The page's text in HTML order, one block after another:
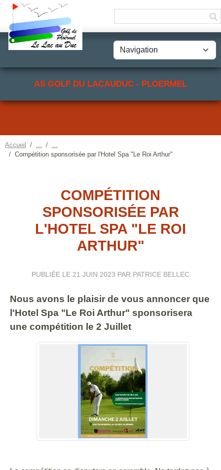
AS GOLF DU LACAUDUC - PLOERMEL
Accueil
Compétition sponsorisée par l'Hotel Spa "Le Roi Arthur"
COMPÉTITION
SPONSORISÉE PAR
L'HOTEL SPA "LE ROI
ARTHUR"
PUBLIÉE LE 21 JUIN 2023 PAR PATRICE BELLEC
Nous avons le plaisir de vous annoncer que
l'Hotel Spa "Le Roi Arthur" sponsorisera
une compétition le 2 Juillet
Panneau de gestion des cookies